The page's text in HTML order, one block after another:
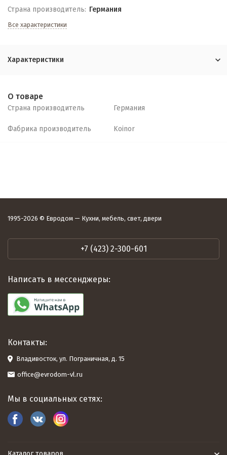
Страна производитель: Германия
Все характеристики
Характеристики
О товаре
Страна производитель Германия
Фабрика производитель Koinor
1995-2026 © Евродом — Кухни, мебель, свет, двери
+7 (423) 2-300-601
Написать в мессенджеры:
Контакты:
Владивосток, ул. Пограничная, д. 15
office@evrodom-vl.ru
Мы в социальных сетях: